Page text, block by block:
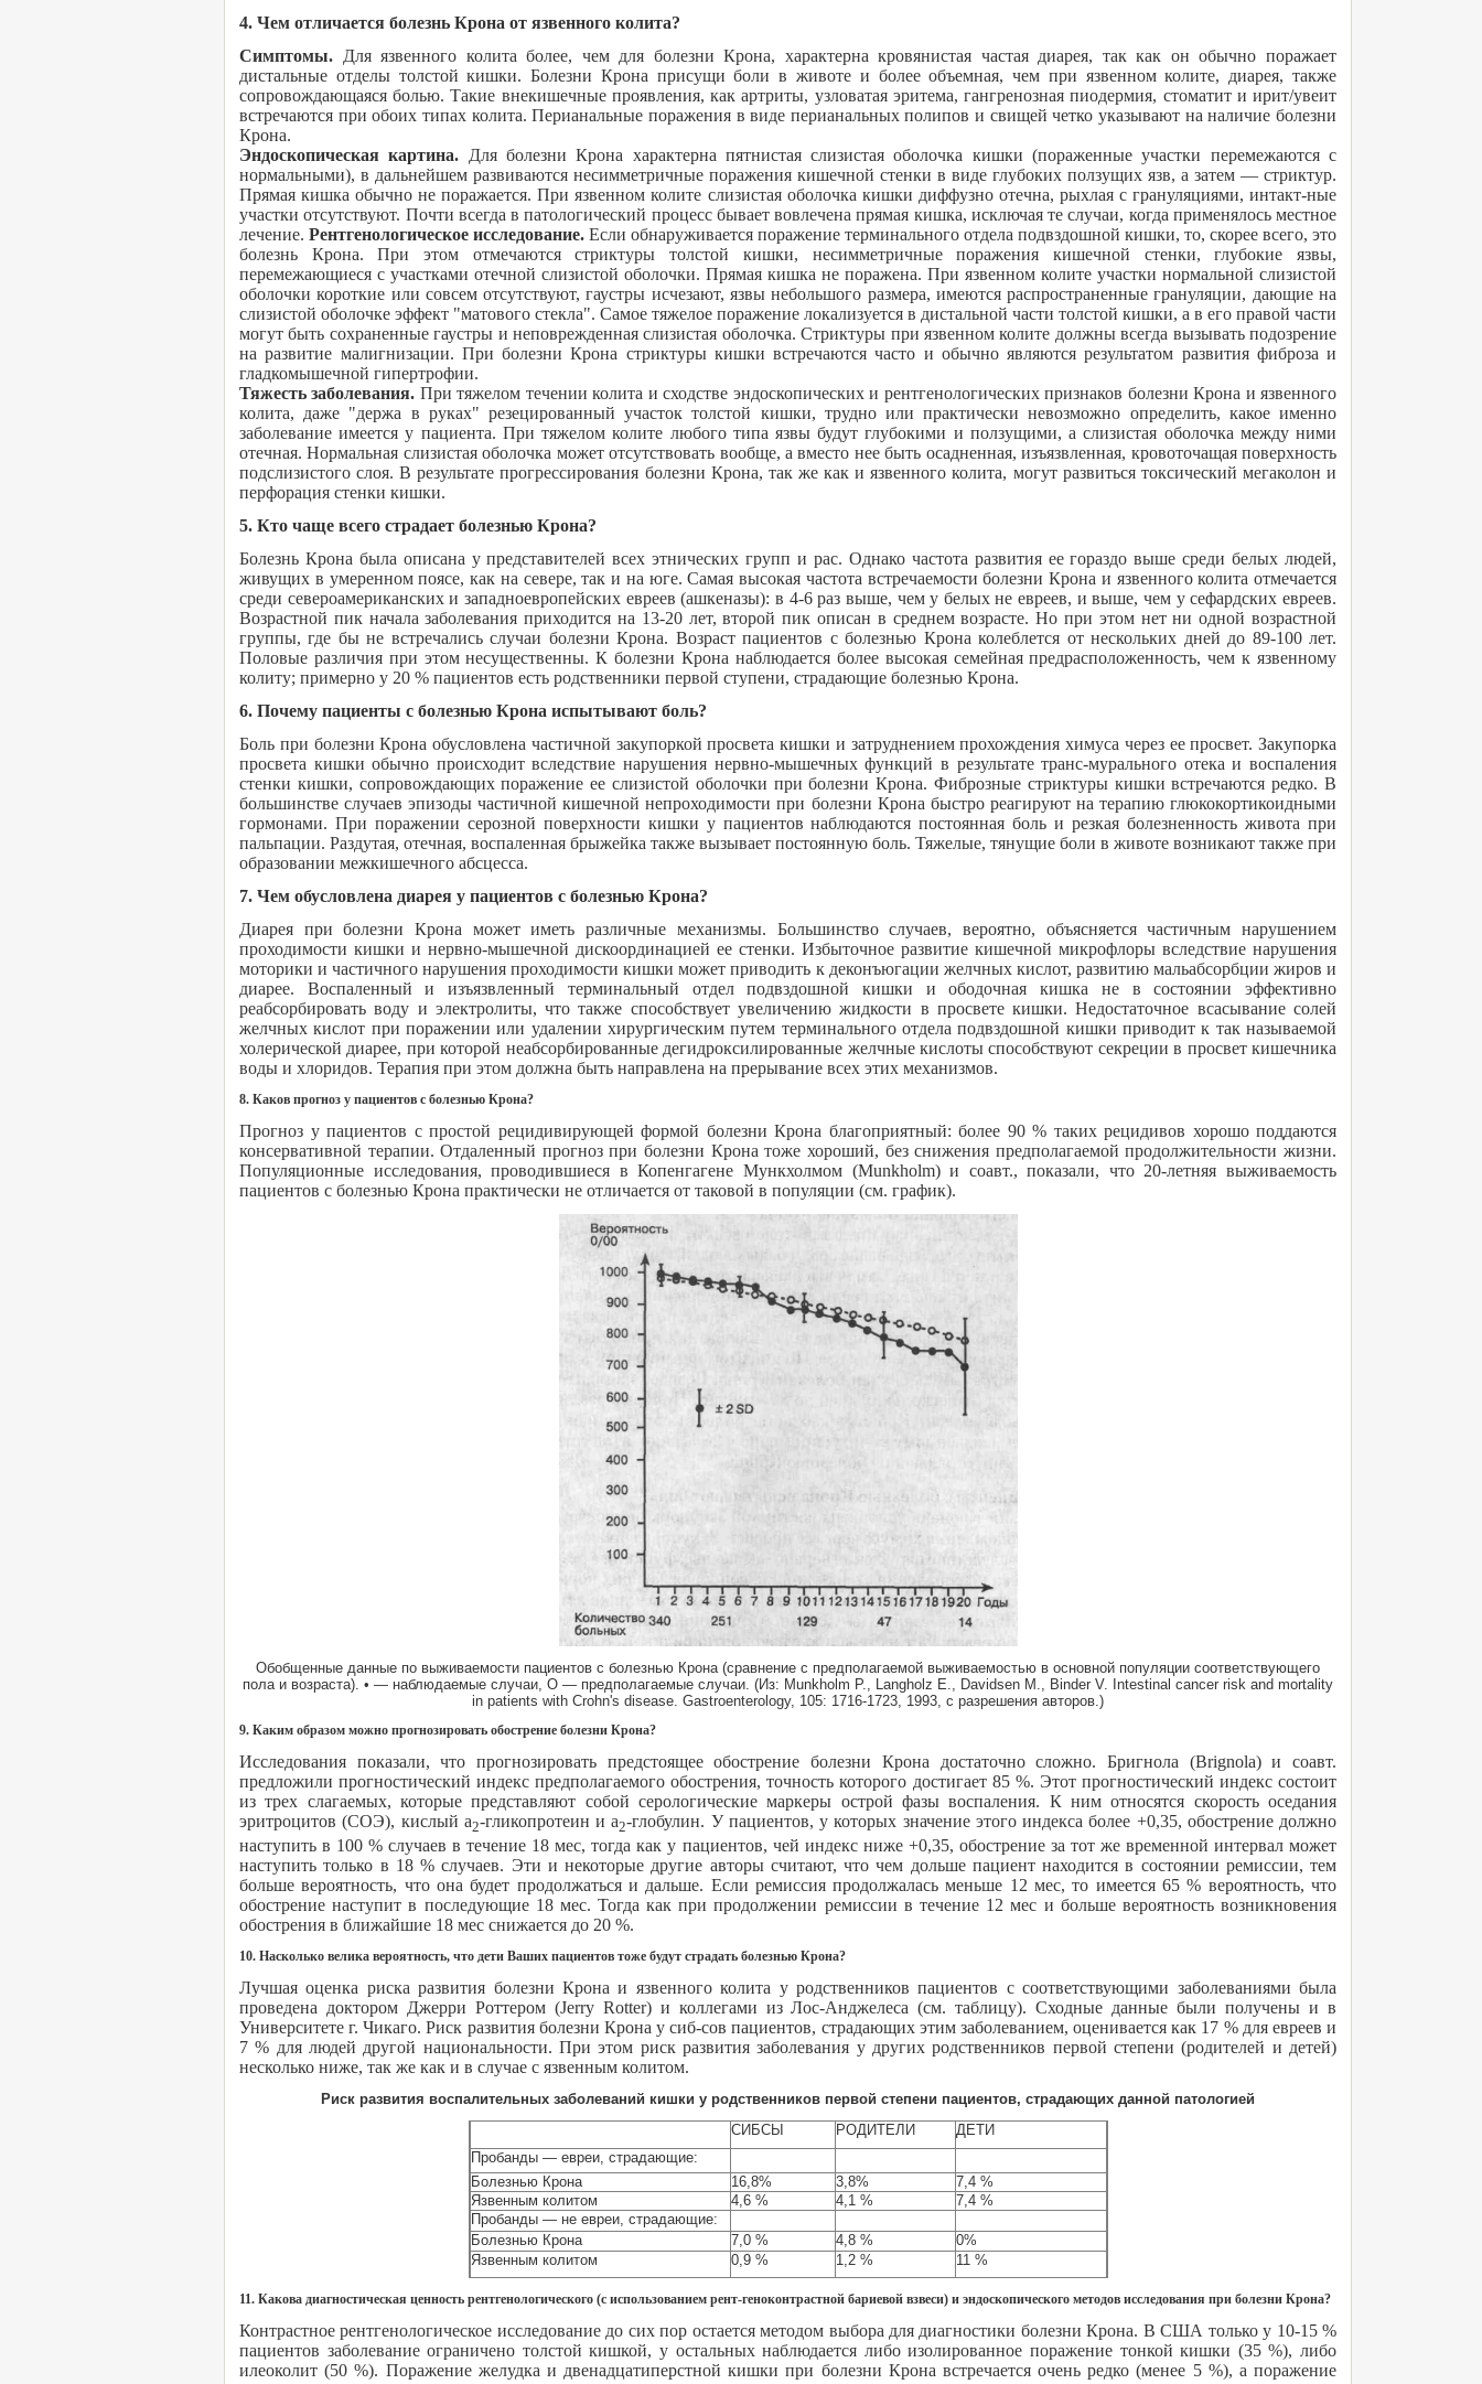
4. Чем отличается болезнь Крона от язвенного колита?
Симптомы. Для язвенного колита более, чем для болезни Крона, характерна кровянистая частая диарея, так как он обычно поражает
дистальные отделы толстой кишки. Болезни Крона присущи боли в животе и более объемная, чем при язвенном колите, диарея, также
сопровождающаяся болью. Такие внекишечные проявления, как артриты, узловатая эритема, гангренозная пиодермия, стоматит и ирит/увеит
встречаются при обоих типах колита. Перианальные поражения в виде перианальных полипов и свищей четко указывают на наличие болезни
Крона.
Эндоскопическая картина. Для болезни Крона характерна пятнистая слизистая оболочка кишки (пораженные участки перемежаются с
нормальными), в дальнейшем развиваются несимметричные поражения кишечной стенки в виде глубоких ползущих язв, а затем — стриктур.
Прямая кишка обычно не поражается. При язвенном колите слизистая оболочка кишки диффузно отечна, рыхлая с грануляциями, интакт-ные
участки отсутствуют. Почти всегда в патологический процесс бывает вовлечена прямая кишка, исключая те случаи, когда применялось местное
лечение. Рентгенологическое исследование. Если обнаруживается поражение терминального отдела подвздошной кишки, то, скорее всего, это
болезнь Крона. При этом отмечаются стриктуры толстой кишки, несимметричные поражения кишечной стенки, глубокие язвы,
перемежающиеся с участками отечной слизистой оболочки. Прямая кишка не поражена. При язвенном колите участки нормальной слизистой
оболочки короткие или совсем отсутствуют, гаустры исчезают, язвы небольшого размера, имеются распространенные грануляции, дающие на
слизистой оболочке эффект "матового стекла". Самое тяжелое поражение локализуется в дистальной части толстой кишки, а в его правой части
могут быть сохраненные гаустры и неповрежденная слизистая оболочка. Стриктуры при язвенном колите должны всегда вызывать подозрение
на развитие малигнизации. При болезни Крона стриктуры кишки встречаются часто и обычно являются результатом развития фиброза и
гладкомышечной гипертрофии.
Тяжесть заболевания. При тяжелом течении колита и сходстве эндоскопических и рентгенологических признаков болезни Крона и язвенного
колита, даже "держа в руках" резецированный участок толстой кишки, трудно или практически невозможно определить, какое именно
заболевание имеется у пациента. При тяжелом колите любого типа язвы будут глубокими и ползущими, а слизистая оболочка между ними
отечная. Нормальная слизистая оболочка может отсутствовать вообще, а вместо нее быть осадненная, изъязвленная, кровоточащая поверхность
подслизистого слоя. В результате прогрессирования болезни Крона, так же как и язвенного колита, могут развиться токсический мегаколон и
перфорация стенки кишки.
5. Кто чаще всего страдает болезнью Крона?
Болезнь Крона была описана у представителей всех этнических групп и рас. Однако частота развития ее гораздо выше среди белых людей,
живущих в умеренном поясе, как на севере, так и на юге. Самая высокая частота встречаемости болезни Крона и язвенного колита отмечается
среди североамериканских и западноевропейских евреев (ашкеназы): в 4-6 раз выше, чем у белых не евреев, и выше, чем у сефардских евреев.
Возрастной пик начала заболевания приходится на 13-20 лет, второй пик описан в среднем возрасте. Но при этом нет ни одной возрастной
группы, где бы не встречались случаи болезни Крона. Возраст пациентов с болезнью Крона колеблется от нескольких дней до 89-100 лет.
Половые различия при этом несущественны. К болезни Крона наблюдается более высокая семейная предрасположенность, чем к язвенному
колиту; примерно у 20 % пациентов есть родственники первой ступени, страдающие болезнью Крона.
6. Почему пациенты с болезнью Крона испытывают боль?
Боль при болезни Крона обусловлена частичной закупоркой просвета кишки и затруднением прохождения химуса через ее просвет. Закупорка
просвета кишки обычно происходит вследствие нарушения нервно-мышечных функций в результате транс-мурального отека и воспаления
стенки кишки, сопровождающих поражение ее слизистой оболочки при болезни Крона. Фиброзные стриктуры кишки встречаются редко. В
большинстве случаев эпизоды частичной кишечной непроходимости при болезни Крона быстро реагируют на терапию глюкокортикоидными
гормонами. При поражении серозной поверхности кишки у пациентов наблюдаются постоянная боль и резкая болезненность живота при
пальпации. Раздутая, отечная, воспаленная брыжейка также вызывает постоянную боль. Тяжелые, тянущие боли в животе возникают также при
образовании межкишечного абсцесса.
7. Чем обусловлена диарея у пациентов с болезнью Крона?
Диарея при болезни Крона может иметь различные механизмы. Большинство случаев, вероятно, объясняется частичным нарушением
проходимости кишки и нервно-мышечной дискоординацией ее стенки. Избыточное развитие кишечной микрофлоры вследствие нарушения
моторики и частичного нарушения проходимости кишки может приводить к деконъюгации желчных кислот, развитию мальабсорбции жиров и
диарее. Воспаленный и изъязвленный терминальный отдел подвздошной кишки и ободочная кишка не в состоянии эффективно
реабсорбировать воду и электролиты, что также способствует увеличению жидкости в просвете кишки. Недостаточное всасывание солей
желчных кислот при поражении или удалении хирургическим путем терминального отдела подвздошной кишки приводит к так называемой
холерической диарее, при которой неабсорбированные дегидроксилированные желчные кислоты способствуют секреции в просвет кишечника
воды и хлоридов. Терапия при этом должна быть направлена на прерывание всех этих механизмов.
8. Каков прогноз у пациентов с болезнью Крона?
Прогноз у пациентов с простой рецидивирующей формой болезни Крона благоприятный: более 90 % таких рецидивов хорошо поддаются
консервативной терапии. Отдаленный прогноз при болезни Крона тоже хороший, без снижения предполагаемой продолжительности жизни.
Популяционные исследования, проводившиеся в Копенгагене Мункхолмом (Munkholm) и соавт., показали, что 20-летняя выживаемость
пациентов с болезнью Крона практически не отличается от таковой в популяции (см. график).
Обобщенные данные по выживаемости пациентов с болезнью Крона (сравнение с предполагаемой выживаемостью в основной популяции соответствующего
пола и возраста). • — наблюдаемые случаи, О — предполагаемые случаи. (Из: Munkholm P., Langholz Е., Davidsen M., Binder V. Intestinal cancer risk and mortality
in patients with Crohn's disease. Gastroenterology, 105: 1716-1723, 1993, с разрешения авторов.)
9. Каким образом можно прогнозировать обострение болезни Крона?
Исследования показали, что прогнозировать предстоящее обострение болезни Крона достаточно сложно. Бригнола (Brignola) и соавт.
предложили прогностический индекс предполагаемого обострения, точность которого достигает 85 %. Этот прогностический индекс состоит
из трех слагаемых, которые представляют собой серологические маркеры острой фазы воспаления. К ним относятся скорость оседания
эритроцитов (СОЭ), кислый а2-гликопротеин и а2-глобулин. У пациентов, у которых значение этого индекса более +0,35, обострение должно
наступить в 100 % случаев в течение 18 мес, тогда как у пациентов, чей индекс ниже +0,35, обострение за тот же временной интервал может
наступить только в 18 % случаев. Эти и некоторые другие авторы считают, что чем дольше пациент находится в состоянии ремиссии, тем
больше вероятность, что она будет продолжаться и дальше. Если ремиссия продолжалась меньше 12 мес, то имеется 65 % вероятность, что
обострение наступит в последующие 18 мес. Тогда как при продолжении ремиссии в течение 12 мес и больше вероятность возникновения
обострения в ближайшие 18 мес снижается до 20 %.
10. Насколько велика вероятность, что дети Ваших пациентов тоже будут страдать болезнью Крона?
Лучшая оценка риска развития болезни Крона и язвенного колита у родственников пациентов с соответствующими заболеваниями была
проведена доктором Джерри Роттером (Jerry Rotter) и коллегами из Лос-Анджелеса (см. таблицу). Сходные данные были получены и в
Университете г. Чикаго. Риск развития болезни Крона у сиб-сов пациентов, страдающих этим заболеванием, оценивается как 17 % для евреев и
7 % для людей другой национальности. При этом риск развития заболевания у других родственников первой степени (родителей и детей)
несколько ниже, так же как и в случае с язвенным колитом.
Риск развития воспалительных заболеваний кишки у родственников первой степени пациентов, страдающих данной патологией
СИБСЫ
РОДИТЕЛИ
ДЕТИ
Пробанды — евреи, страдающие:
Болезнью Крона
16,8% 3,8%
7,4 %
Язвенным колитом
4,6 % 4,1 %
7,4 %
Пробанды — не евреи, страдающие:
Болезнью Крона
7,0 % 4,8 %
0%
Язвенным колитом
0,9 % 1,2 % 11 %
11. Какова диагностическая ценность рентгенологического (с использованием рент-геноконтрастной бариевой взвеси) и эндоскопического методов исследования при болезни Крона?
Контрастное рентгенологическое исследование до сих пор остается методом выбора для диагностики болезни Крона. В США только у 10-15 %
пациентов заболевание ограничено толстой кишкой, у остальных наблюдается либо изолированное поражение тонкой кишки (35 %), либо
илеоколит (50 %). Поражение желудка и двенадцатиперстной кишки при болезни Крона встречается очень редко (менее 5 %), а поражение